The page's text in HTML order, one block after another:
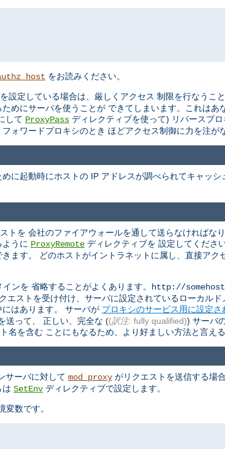
をお読みください。
設定している場合は、厳しくアクセス 制限を行なうこ
めにサーバを使うことが できてしまいます。これは
して ProxyPass ディレクティブを使って) リバースプ
ォワードプロキシのとき ほどアクセス制御に力を注が
に起動時にホストの IP アドレスが調べられてキャッ
トを 会社のファイアウォールを通して送らなければな
うに ProxyRemote ディレクティブを 設定してくださ
ます。 どのホストがイントラネットに属し、直接アク
ンを 省略することがよくあります。
http://
ストを受け付け、サーバに設定されているローカル
はあります。 サーバが プロキシのサービス用に設定さ
送って、 正しい、完全な ((訳注: fully qualified)) サーバ
を含む ことにもなるため、より好ましい方法と言える
サーバに対して mod_proxy がリクエストを送信する場
は SetEnv ディレクティブで設定します。
変数です。